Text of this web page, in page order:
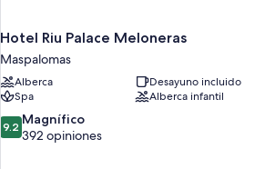
Hotel Riu Palace Meloneras
Maspalomas
Alberca
Desayuno incluido
Spa
Alberca infantil
9.2
de
9.2 Magnífico
392 opiniones